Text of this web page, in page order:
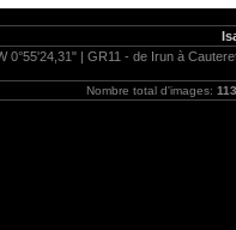
0°55'24,31" | GR11 - de Irun à
Nombre total d'images: 113